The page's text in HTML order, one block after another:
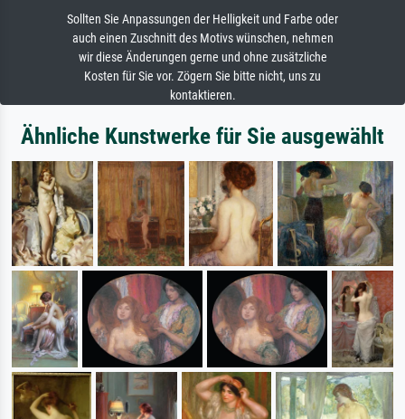
Sollten Sie Anpassungen der Helligkeit und Farbe oder
auch einen Zuschnitt des Motivs wünschen, nehmen
wir diese Änderungen gerne und ohne zusätzliche
Kosten für Sie vor. Zögern Sie bitte nicht, uns zu
kontaktieren.
Ähnliche Kunstwerke für Sie ausgewählt